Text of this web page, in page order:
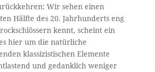
Wir sehen einen
Hälfte des 20. Jahrhunderts eng
kennt, scheint ein
hier um die natürliche
klassizistischen Elemente
und gedanklich weniger